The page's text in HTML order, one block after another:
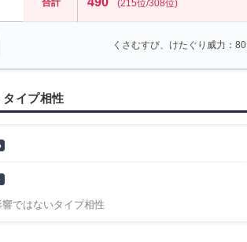
合計 (215位/308位)
くさむすび、けたぐり威力：80
タイプ相性
ではないタイプ相性